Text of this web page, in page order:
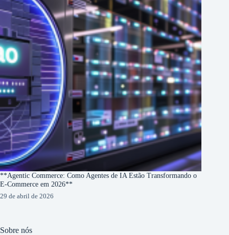
**Agentic Commerce: Como Agentes de IA Estão Transformando o
E-Commerce em 2026**
29 de abril de 2026
Sobre nós